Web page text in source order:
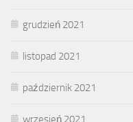
grudzień 2021
listopad 2021
październik 2021
wrzesień 2021